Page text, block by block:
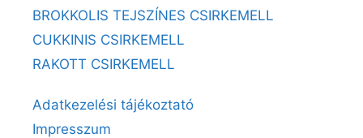
BROKKOLIS TEJSZÍNES CSIRKEMELL
CUKKINIS CSIRKEMELL
RAKOTT CSIRKEMELL
Adatkezelési tájékoztató
Impresszum